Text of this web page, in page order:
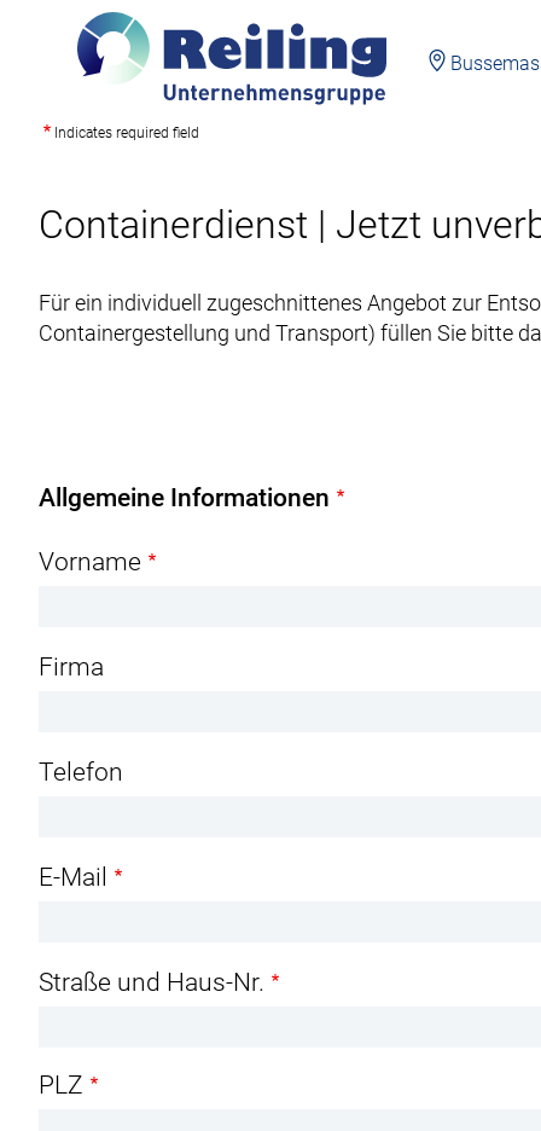
Direkt Indicates required field
Containerdienst | Jetzt
Für ein individuell zugeschnittenes Angebot zur
Containergestellung und Transport) füllen Sie bitte
Allgemeine Informationen
Name
Vorname
Firma
Telefon
E-Mail
Adresse
Straße und Haus-Nr.
PLZ